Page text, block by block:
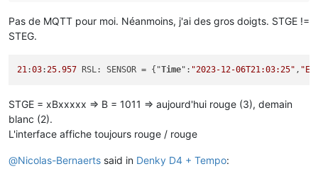
Pas de MQTT pour moi. Néanmoins, j'ai des gros doigts. STGE !=
STEG.
21:03:25.957 RSL: SENSOR = {"Time": "2023-12-06T21:03:25" ,
STGE = xBxxxxx => B = 1011 => aujourd'hui rouge (3), demain
blanc (2).
L'interface affiche toujours rouge / rouge
@Nicolas-Bernaerts said in Denky D4 + Tempo: